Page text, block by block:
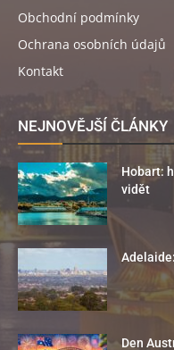
Obchodní podmínky
Ochrana osobních údajů
Kontakt
NEJNOVĚJŠÍ ČLÁNKY
Hobart:
vidět
Den